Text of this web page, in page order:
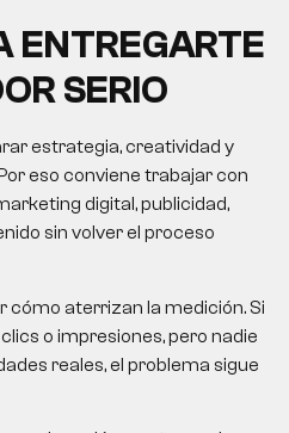
ENTREGARTE
SERIO
estrategia, creatividad y
eso conviene trabajar con
digital, publicidad,
sin volver el proceso
cómo aterrizan la medición. Si
o impresiones, pero nadie
reales, el problema sigue